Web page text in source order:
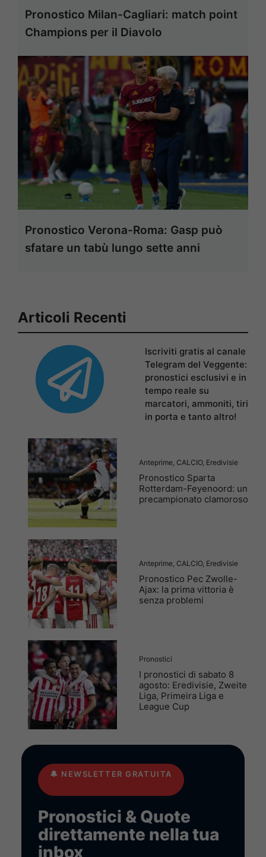
Pronostico Milan-Cagliari: match point
Champions per il Diavolo
Pronostico Verona-Roma: Gasp può
sfatare un tabù lungo sette anni
Articoli Recenti
Iscriviti gratis al canale
Telegram del Veggente:
pronostici esclusivi e in
tempo reale su
marcatori, ammoniti, tiri
in porta e tanto altro!
Anteprime, CALCIO, Eredivisie
Pronostico Sparta
Rotterdam-Feyenoord: un
precampionato clamoroso
Anteprime, CALCIO, Eredivisie
Pronostico Pec Zwolle-
Ajax: la prima vittoria è
senza problemi
Pronostici
I pronostici di sabato 8
agosto: Eredivisie, Zweite
Liga, Primeira Liga e
League Cup
🔔 NEWSLETTER GRATUITA
Pronostici & Quote
direttamente nella tua
inbox